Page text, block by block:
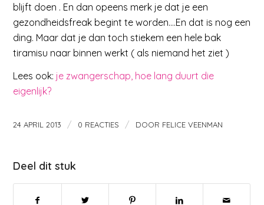
blijft doen . En dan opeens merk je dat je een
gezondheidsfreak begint te worden….En dat is nog een
ding. Maar dat je dan toch stiekem een hele bak
tiramisu naar binnen werkt ( als niemand het ziet )
Lees ook: je zwangerschap, hoe lang duurt die
eigenlijk?
24 APRIL 2013 / 0 REACTIES / DOOR FELICE VEENMAN
Deel dit stuk